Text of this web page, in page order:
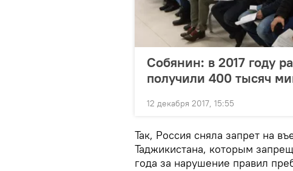
Собянин: в 2017 году
получили 400 тысяч
12 декабря 2017, 15:55
Так, Россия сняла запрет на
Таджикистана, которым
года за нарушение правил